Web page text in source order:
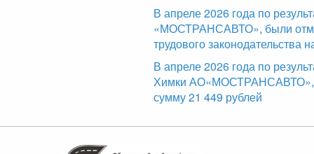
В апреле 2026 года по
«МОСТРАНСАВТО», были
трудового
В апреле 2026 года по
Химки АО«МОСТРАНСАВТО»,
сумму 21 449 рублей